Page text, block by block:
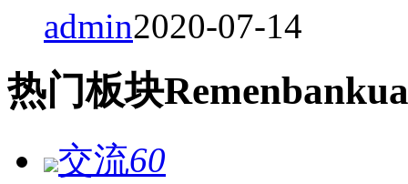
admin2020-07-14
热门板块Remen
交流60